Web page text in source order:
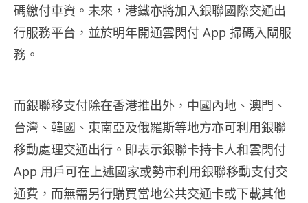
碼繳付車資。未來，港鐵亦將加入銀聯國際交通出
行服務平台，並於明年開通雲閃付 App 掃碼入閘服
務。
而銀聯移支付除在香港推出外，中國內地、澳門、
台灣、韓國、東南亞及俄羅斯等地方亦可利用銀聯
移動處理交通出行。即表示銀聯卡持卡人和雲閃付
App 用戶可在上述國家或勢市利用銀聯移動支付交
通費，而無需另行購買當地公共交通卡或下載其他